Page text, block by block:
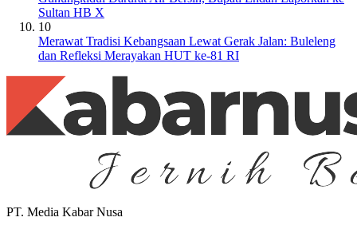
Sultan HB X
10
Merawat Tradisi Kebangsaan Lewat Gerak Jalan: Buleleng
dan Refleksi Merayakan HUT ke-81 RI
PT. Media Kabar Nusa